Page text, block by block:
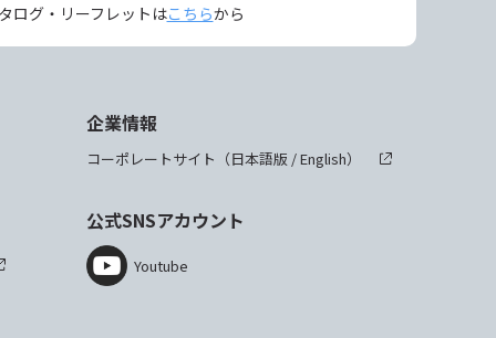
ログ・リーフレットはこちらから
企業情報
コーポレートサイト（日本語版 /English）
公式SNSアカウント
Youtube